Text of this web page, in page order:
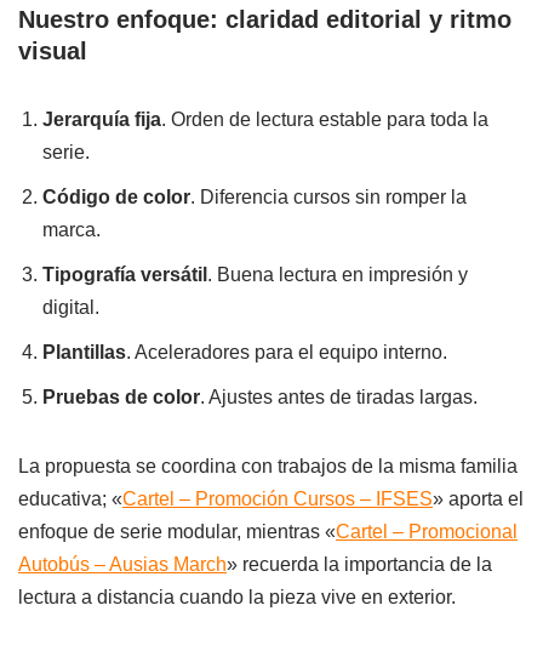
Nuestro enfoque: claridad editorial y ritmo
visual
Jerarquía fija. Orden de lectura estable para toda la
serie.
Código de color. Diferencia cursos sin romper la
marca.
Tipografía versátil . Buena lectura en impresión y
digital.
Plantillas. Aceleradores para el equipo interno.
Pruebas de color. Ajustes antes de tiradas largas.
La propuesta se coordina con trabajos de la misma familia
educativa; «Cartel – Promoción Cursos – IFSES» aporta el
enfoque de serie modular, mientras «Cartel – Promocional
Autobús – Ausias March» recuerda la importancia de la
lectura a distancia cuando la pieza vive en exterior.